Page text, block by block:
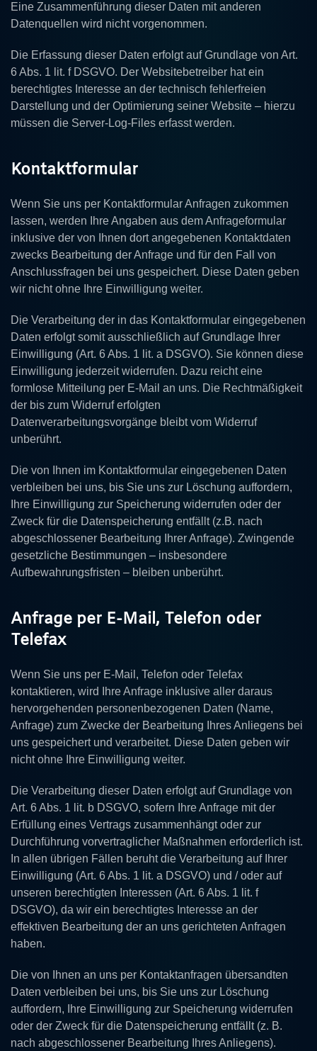
Eine Zusammenführung dieser Daten mit anderen
Datenquellen wird nicht vorgenommen.
Die Erfassung dieser Daten erfolgt auf Grundlage von Art.
6 Abs. 1 lit. f DSGVO. Der Websitebetreiber hat ein
berechtigtes Interesse an der technisch fehlerfreien
Darstellung und der Optimierung seiner Website – hierzu
müssen die Server-Log-Files erfasst werden.
Kontaktformular
Wenn Sie uns per Kontaktformular Anfragen zukommen
lassen, werden Ihre Angaben aus dem Anfrageformular
inklusive der von Ihnen dort angegebenen Kontaktdaten
zwecks Bearbeitung der Anfrage und für den Fall von
Anschlussfragen bei uns gespeichert. Diese Daten geben
wir nicht ohne Ihre Einwilligung weiter.
Die Verarbeitung der in das Kontaktformular eingegebenen
Daten erfolgt somit ausschließlich auf Grundlage Ihrer
Einwilligung (Art. 6 Abs. 1 lit. a DSGVO). Sie können diese
Einwilligung jederzeit widerrufen. Dazu reicht eine
formlose Mitteilung per E-Mail an uns. Die Rechtmäßigkeit
der bis zum Widerruf erfolgten
Datenverarbeitungsvorgänge bleibt vom Widerruf
unberührt.
Die von Ihnen im Kontaktformular eingegebenen Daten
verbleiben bei uns, bis Sie uns zur Löschung auffordern,
Ihre Einwilligung zur Speicherung widerrufen oder der
Zweck für die Datenspeicherung entfällt (z.B. nach
abgeschlossener Bearbeitung Ihrer Anfrage). Zwingende
gesetzliche Bestimmungen – insbesondere
Aufbewahrungsfristen – bleiben unberührt.
Anfrage per E-Mail, Telefon oder
Telefax
Wenn Sie uns per E-Mail, Telefon oder Telefax
kontaktieren, wird Ihre Anfrage inklusive aller daraus
hervorgehenden personenbezogenen Daten (Name,
Anfrage) zum Zwecke der Bearbeitung Ihres Anliegens bei
uns gespeichert und verarbeitet. Diese Daten geben wir
nicht ohne Ihre Einwilligung weiter.
Die Verarbeitung dieser Daten erfolgt auf Grundlage von
Art. 6 Abs. 1 lit. b DSGVO, sofern Ihre Anfrage mit der
Erfüllung eines Vertrags zusammenhängt oder zur
Durchführung vorvertraglicher Maßnahmen erforderlich ist.
In allen übrigen Fällen beruht die Verarbeitung auf Ihrer
Einwilligung (Art. 6 Abs. 1 lit. a DSGVO) und / oder auf
unseren berechtigten Interessen (Art. 6 Abs. 1 lit. f
DSGVO), da wir ein berechtigtes Interesse an der
effektiven Bearbeitung der an uns gerichteten Anfragen
haben.
Die von Ihnen an uns per Kontaktanfragen übersandten
Daten verbleiben bei uns, bis Sie uns zur Löschung
auffordern, Ihre Einwilligung zur Speicherung widerrufen
oder der Zweck für die Datenspeicherung entfällt (z. B.
nach abgeschlossener Bearbeitung Ihres Anliegens).